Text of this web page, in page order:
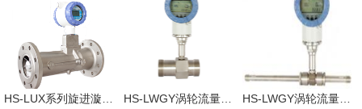
HS-LWGY涡轮流量计（螺纹连接）